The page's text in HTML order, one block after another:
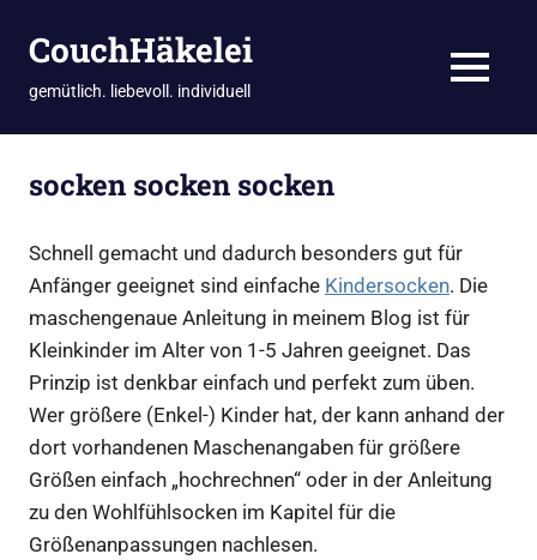
Inhalt
CouchHäkelei
gemütlich. liebevoll. individuell MENÜ
socken socken socken
Schnell gemacht und dadurch besonders gut für
Anfänger geeignet sind einfache Kindersocken. Die
maschengenaue Anleitung in meinem Blog ist für
Kleinkinder im Alter von 1-5 Jahren geeignet. Das
Prinzip ist denkbar einfach und perfekt zum üben.
Wer größere (Enkel-) Kinder hat, der kann anhand der
dort vorhandenen Maschenangaben für größere
Größen einfach „hochrechnen“ oder in der Anleitung
zu den Wohlfühlsocken im Kapitel für die
Größenanpassungen nachlesen.